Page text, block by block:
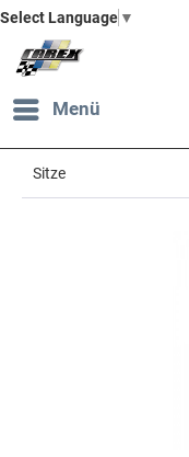
Select Language ▼
Menü
Sitze